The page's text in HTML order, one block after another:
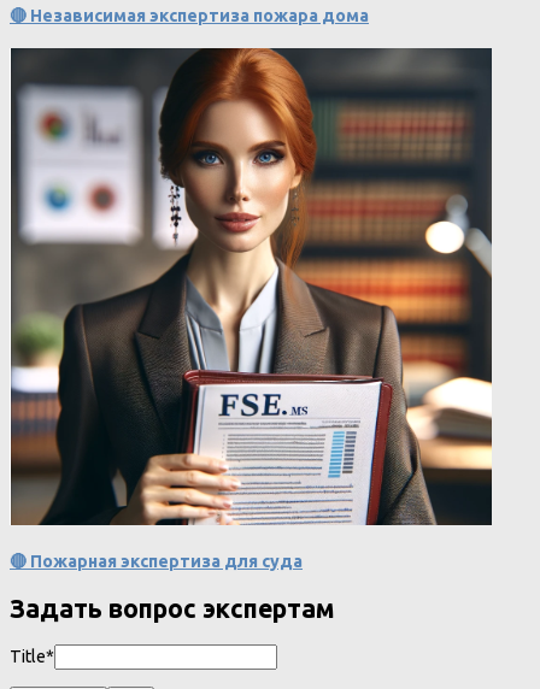
🔴 Независимая экспертиза пожара дома
🔴 Пожарная экспертиза для суда
Задать вопрос экспертам
Title*